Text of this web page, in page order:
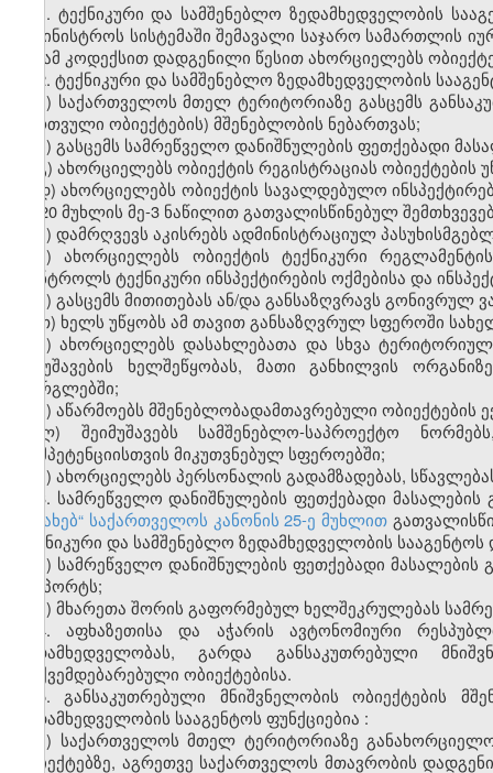
1. ტექნიკური და სამშენებლო ზედამხედველობის
სამინისტროს სისტემაში შემავალი საჯარო
და ამ კოდექსით დადგენილი წესით ახორციელებს
2. ტექნიკური და სამშენებლო ზედამხედველობის
ა) საქართველოს მთელ ტერიტორიაზე გასცემს
ბირთვული ობიექტების) მშენებლობის ნებართვას;
ბ) გასცემს სამრეწველო დანიშნულების ფეთქებადი
გ) ახორციელებს ობიექტის რეგისტრაციას ობიექტების
დ) ახორციელებს ობიექტის სავალდებულო
მე-20 მუხლის მე-3 ნაწილითგათვალისწინებულ
ე) დამრღვევს აკისრებს ადმინისტრაციულ
ვ) ახორციელებს ობიექტის ტექნიკური
კონტროლს ტექნიკური ინსპექტირების ოქმებისა და
ზ) გასცემს მითითებას ან/და განსაზღვრავს გონივრულ
თ) ხელს უწყობს ამ თავითგანსაზღვრულ სფეროში
ი) ახორციელებს დასახლებათა და სხვა
შემუშავების ხელშეწყობას, მათიგანხილვის
ფარგლებში;
კ) აწარმოებს მშენებლობადამთავრებული ობიექტების
ლ) შეიმუშავებს
სამშენებლო-საპროექტო
კომპეტენციისთვის მიკუთვნებულ სფეროებში;
მ) ახორციელებს პერსონალის გადამზადებას,
3. სამრეწველო დანიშნულების ფეთქებადი მასალების
შესახებ“ საქართველოს კანონის 25-ე მუხლით
ტექნიკური და სამშენებლო ზედამხედველობის
ა) სამრეწველო დანიშნულებისფეთქებადი მასალების
პასპორტს;
ბ) მხარეთა შორის გაფორმებულ ხელშეკრულებას
4. აფხაზეთისა და აჭარის ავტონომიური
ზედამხედველობას, გარდა განსაკუთრებული
დაქვემდებარებული ობიექტებისა.
5. განსაკუთრებული მნიშვნელობის ობიექტების
ზედამხედველობის სააგენტოს ფუნქციებია :
ა) საქართველოს მთელ ტერიტორიაზე
ობიექტებზე, აგრეთვე საქართველოს მთავრობის